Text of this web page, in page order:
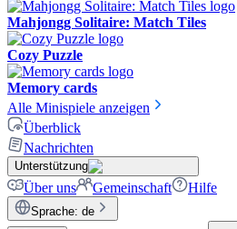
Mahjongg Solitaire: Match Tiles
Cozy Puzzle
Memory cards
Alle Minispiele anzeigen
Überblick
Nachrichten
Unterstützung
Über uns Gemeinschaft Hilfe
Sprache: de